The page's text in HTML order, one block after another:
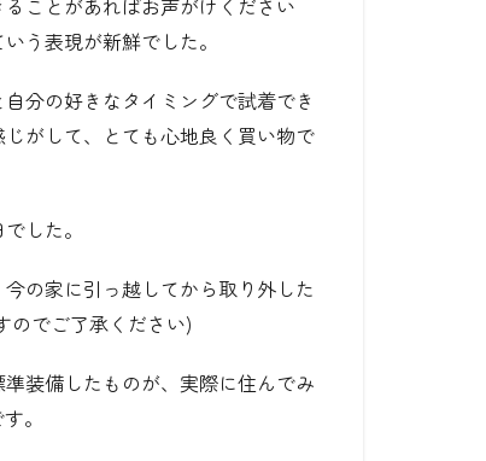
ことがあればお声がけください
う表現が新鮮でした。
分の好きなタイミングで試着でき
がして、とても心地良く買い物で
した。
の家に引っ越してから取り外した
のでご了承ください)
装備したものが、実際に住んでみ
。